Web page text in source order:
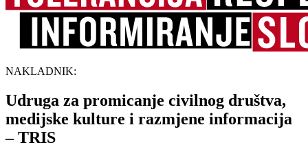
NAKLADNIK:
Udruga za promicanje civilnog društva,
medijske kulture i razmjene informacija
– TRIS